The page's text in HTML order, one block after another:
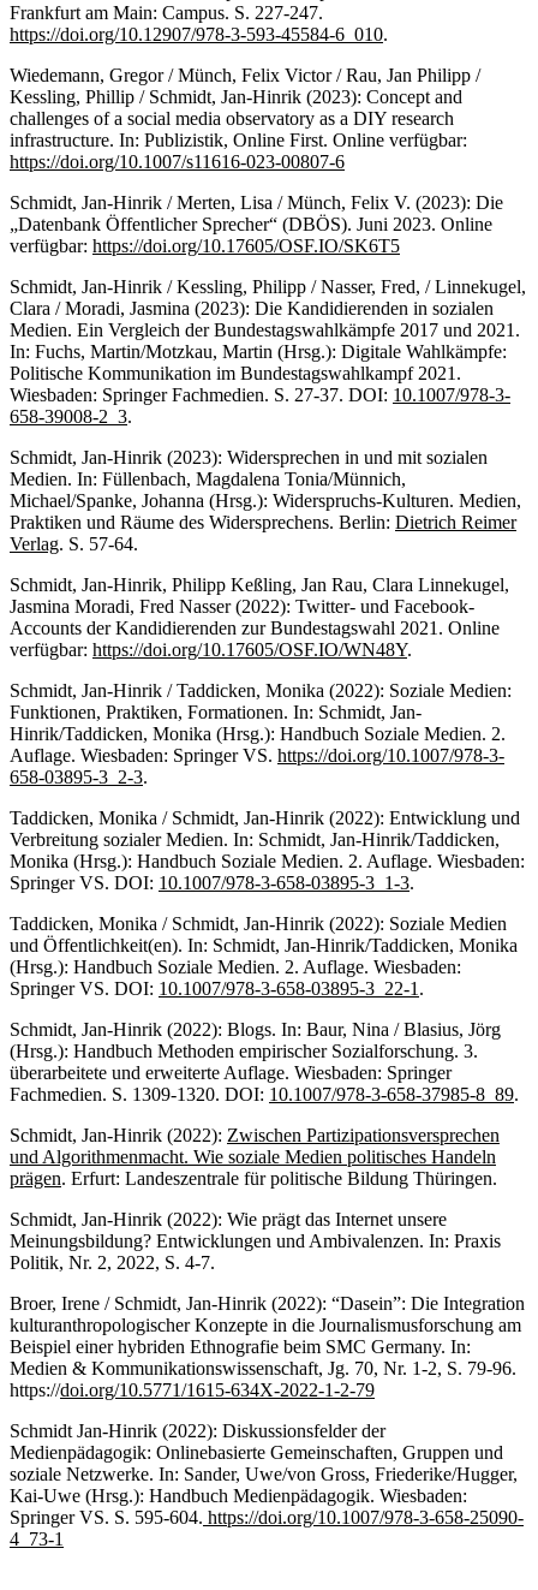
Frankfurt am Main: Campus. S. 227-247.
https://doi.org/10.12907/978-3-593-45584-6_010.
Wiedemann, Gregor / Münch, Felix Victor / Rau, Jan Philipp /
Kessling, Phillip / Schmidt, Jan-Hinrik (2023): Concept and
challenges of a social media observatory as a DIY research
infrastructure. In: Publizistik, Online First. Online verfügbar:
https://doi.org/10.1007/s11616-023-00807-6
Schmidt, Jan-Hinrik / Merten, Lisa / Münch, Felix V. (2023): Die
„Datenbank Öffentlicher Sprecher“ (DBÖS). Juni 2023. Online
verfügbar: https://doi.org/10.17605/OSF.IO/SK6T5
Schmidt, Jan-Hinrik / Kessling, Philipp / Nasser, Fred, / Linnekugel,
Clara / Moradi, Jasmina (2023): Die Kandidierenden in sozialen
Medien. Ein Vergleich der Bundestagswahlkämpfe 2017 und 2021.
In: Fuchs, Martin/Motzkau, Martin (Hrsg.): Digitale Wahlkämpfe:
Politische Kommunikation im Bundestagswahlkampf 2021.
Wiesbaden: Springer Fachmedien. S. 27-37. DOI: 10.1007/978-3-
658-39008-2_3.
Schmidt, Jan-Hinrik (2023): Widersprechen in und mit sozialen
Medien. In: Füllenbach, Magdalena Tonia/Münnich,
Michael/Spanke, Johanna (Hrsg.): Widerspruchs-Kulturen. Medien,
Praktiken und Räume des Widersprechens. Berlin: Dietrich Reimer
Verlag. S. 57-64.
Schmidt, Jan-Hinrik, Philipp Keßling, Jan Rau, Clara Linnekugel,
Jasmina Moradi, Fred Nasser (2022): Twitter- und Facebook-
Accounts der Kandidierenden zur Bundestagswahl 2021. Online
verfügbar: https://doi.org/10.17605/OSF.IO/WN48Y.
Schmidt, Jan-Hinrik / Taddicken, Monika (2022): Soziale Medien:
Funktionen, Praktiken, Formationen. In: Schmidt, Jan-
Hinrik/Taddicken, Monika (Hrsg.): Handbuch Soziale Medien. 2.
Auflage. Wiesbaden: Springer VS. https://doi.org/10.1007/978-3-
658-03895-3_2-3.
Taddicken, Monika / Schmidt, Jan-Hinrik (2022): Entwicklung und
Verbreitung sozialer Medien. In: Schmidt, Jan-Hinrik/Taddicken,
Monika (Hrsg.): Handbuch Soziale Medien. 2. Auflage. Wiesbaden:
Springer VS. DOI: 10.1007/978-3-658-03895-3_1-3.
Taddicken, Monika / Schmidt, Jan-Hinrik (2022): Soziale Medien
und Öffentlichkeit(en). In: Schmidt, Jan-Hinrik/Taddicken, Monika
(Hrsg.): Handbuch Soziale Medien. 2. Auflage. Wiesbaden:
Springer VS. DOI: 10.1007/978-3-658-03895-3_22-1 .
Schmidt, Jan-Hinrik (2022): Blogs. In: Baur, Nina / Blasius, Jörg
(Hrsg.): Handbuch Methoden empirischer Sozialforschung. 3.
überarbeitete und erweiterte Auflage. Wiesbaden: Springer
Fachmedien. S. 1309-1320. DOI: 10.1007/978-3-658-37985-8_89.
Schmidt, Jan-Hinrik (2022): Zwischen Partizipationsversprechen
und Algorithmenmacht. Wie soziale Medien politisches Handeln
prägen. Erfurt: Landeszentrale für politische Bildung Thüringen.
Schmidt, Jan-Hinrik (2022): Wie prägt das Internet unsere
Meinungsbildung? Entwicklungen und Ambivalenzen. In: Praxis
Politik, Nr. 2, 2022, S. 4-7.
Broer, Irene / Schmidt, Jan-Hinrik (2022): “Dasein”: Die Integration
kulturanthropologischer Konzepte in die Journalismusforschung am
Beispiel einer hybriden Ethnografie beim SMC Germany. In:
Medien & Kommunikationswissenschaft, Jg. 70, Nr. 1-2, S. 79-96.
https://doi.org/10.5771/1615-634X-2022-1-2-79
Schmidt Jan-Hinrik (2022): Diskussionsfelder der
Medienpädagogik: Onlinebasierte Gemeinschaften, Gruppen und
soziale Netzwerke. In: Sander, Uwe/von Gross, Friederike/Hugger,
Kai-Uwe (Hrsg.): Handbuch Medienpädagogik. Wiesbaden:
Springer VS. S. 595-604. https://doi.org/10.1007/978-3-658-25090-
4_73-1